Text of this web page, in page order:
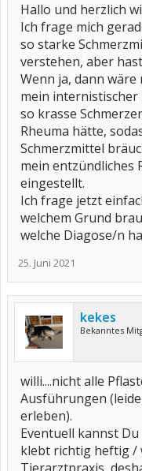
25µg
ich bräuchte dringend
wenn die heissen tage
vielen dank
uwe
Hallo und herzlich
Ich frage mich
so starke
verstehen, aber
Wenn ja, dann
mein internistischer
so krasse
Rheuma hätte,
Schmerzmittel
mein entzündliches
eingestellt.
Ich frage jetzt
welchem Grund
welche Diagose/n
25. Juni 2021
kekes
Bekanntes
willi....nicht alle
Ausführungen
erleben).
Eventuell kannst
klebt richtig heftig /